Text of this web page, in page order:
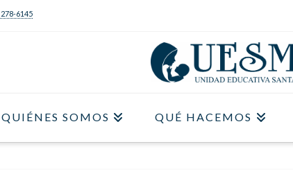
6145
QUIÉNES SOMOS QUÉ HACEMOS